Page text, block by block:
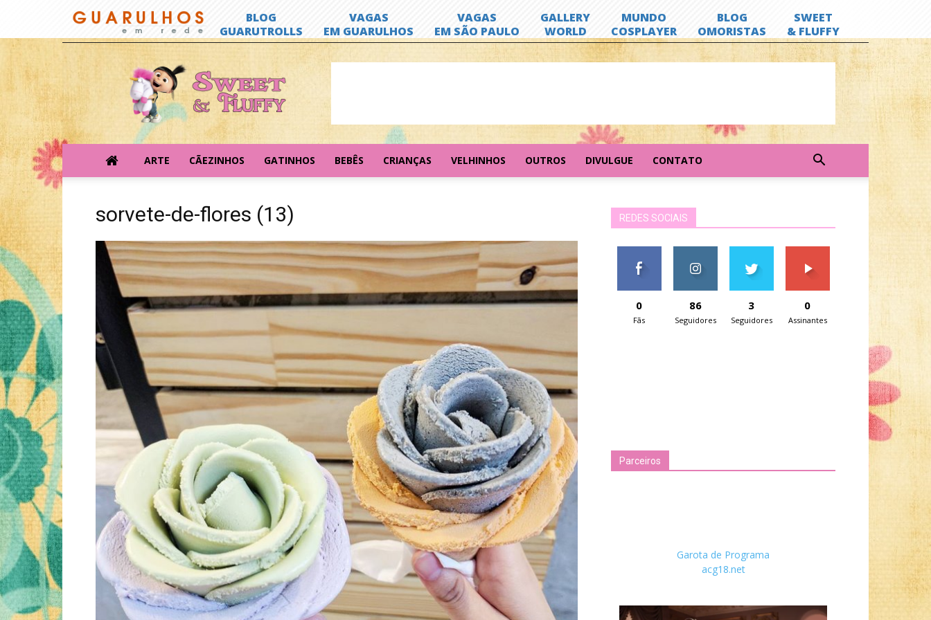
Sweet
&
Fluffy
ARTE CÃEZINHOS GATINHOS BEBÊS CRIANÇAS VELHINHOS OUTROS DIVULGUE CONTATO
sorvete-de-flores (13) REDES SOCIAIS
0
Fãs
86
Seguidores
3
Seguidores
0
Assinantes
Parceiros
Garota de Programa
acg18.net